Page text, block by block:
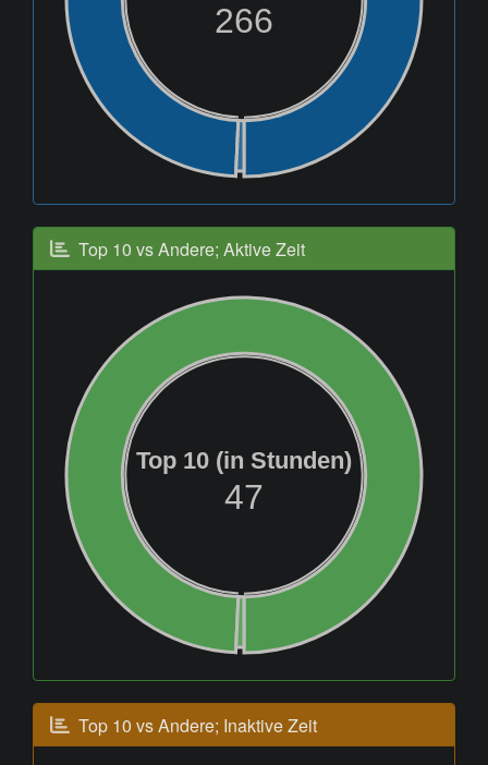
266
Top 10 vs Andere; Aktive Zeit
Top 10 (in Stunden)
47
Top 10 vs Andere; Inaktive Zeit